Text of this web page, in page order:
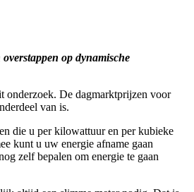
op dynamische
onderzoek. De dagmarktprijzen voor
van is.
die u per kilowattuur en per kubieke
kunt u uw energie afname gaan
zelf bepalen om energie te gaan